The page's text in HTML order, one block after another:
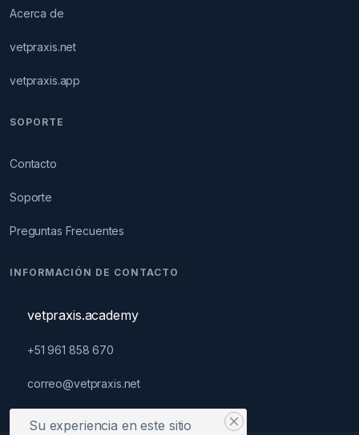
Acerca de
vetpraxis.net
vetpraxis.app
SOPORTE
Contacto
Soporte
Preguntas Frecuentes
INFORMACIÓN DE CONTACTO
vetpraxis.academy
+51 961 858 670
correo@vetpraxis.net
Su experiencia en este sitio